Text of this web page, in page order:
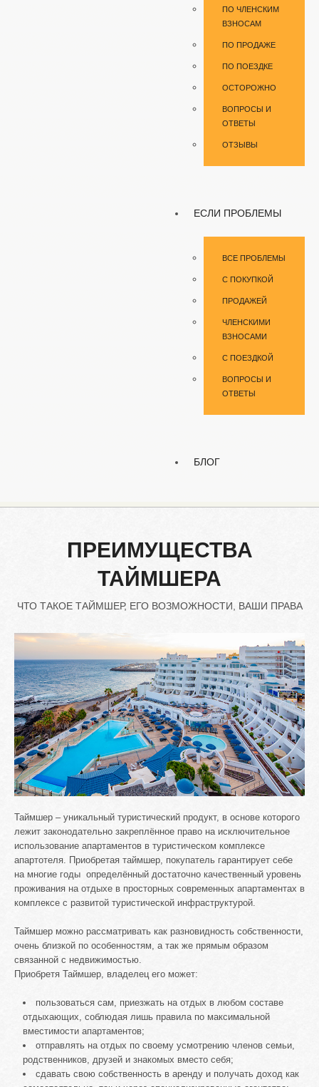
ПО ЧЛЕНСКИМ
ВЗНОСАМ
ПО ПРОДАЖЕ
ПО ПОЕЗДКЕ
ОСТОРОЖНО
ВОПРОСЫ И
ОТВЕТЫ
ОТЗЫВЫ
ЕСЛИ ПРОБЛЕМЫ
ВСЕ ПРОБЛЕМЫ
С ПОКУПКОЙ
ПРОДАЖЕЙ
ЧЛЕНСКИМИ
ВЗНОСАМИ
С ПОЕЗДКОЙ
ВОПРОСЫ И
ОТВЕТЫ
БЛОГ
ПРЕИМУЩЕСТВА
ТАЙМШЕРА
ЧТО ТАКОЕ ТАЙМШЕР, ЕГО ВОЗМОЖНОСТИ, ВАШИ ПРАВА
Таймшер – уникальный туристический продукт, в основе которого
лежит законодательно закреплённое право на исключительное
использование апартаментов в туристическом комплексе
апартотеля. Приобретая таймшер, покупатель гарантирует себе
на многие годы определённый достаточно качественный уровень
проживания на отдыхе в просторных современных апартаментах в
комплексе с развитой туристической инфраструктурой.
Таймшер можно рассматривать как разновидность собственности,
очень близкой по особенностям, а так же прямым образом
связанной с недвижимостью.
Приобретя Таймшер, владелец его может:
пользоваться сам, приезжать на отдых в любом составе
отдыхающих, соблюдая лишь правила по максимальной
вместимости апартаментов;
отправлять на отдых по своему усмотрению членов семьи,
родственников, друзей и знакомых вместо себя;
сдавать свою собственность в аренду и получать доход как